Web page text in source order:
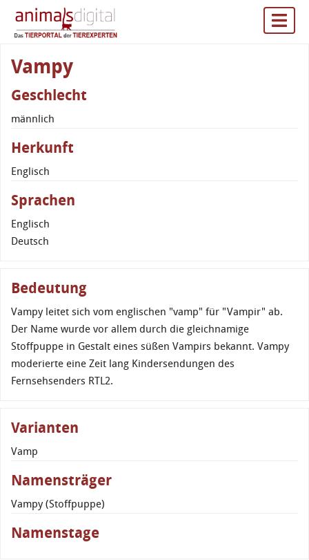
Vampy
Geschlecht
männlich
Herkunft
Englisch
Sprachen
Englisch
Deutsch
Bedeutung
Vampy leitet sich vom englischen "vamp" für "Vampir" ab.
Der Name wurde vor allem durch die gleichnamige
Stoffpuppe in Gestalt eines süßen Vampirs bekannt. Vampy
moderierte eine Zeit lang Kindersendungen des
Fernsehsenders RTL2.
Varianten
Vamp
Namensträger
Vampy (Stoffpuppe)
Namenstage